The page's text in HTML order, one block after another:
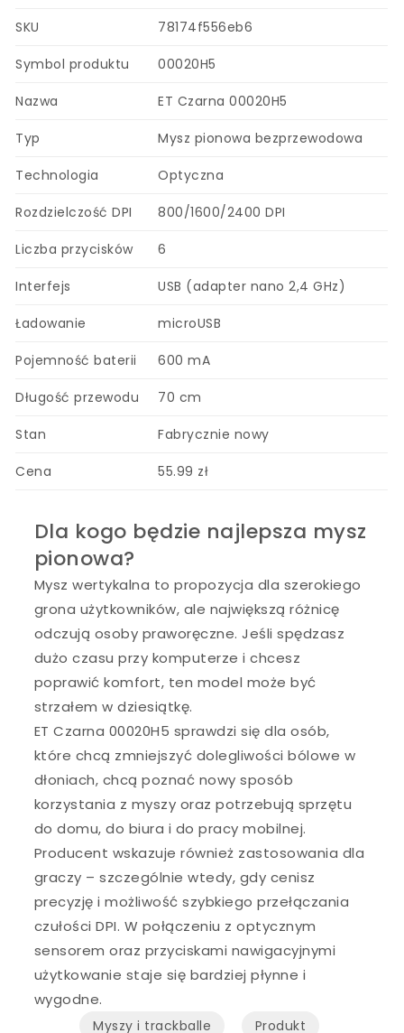
SKU 78174f556eb6
Symbol produktu 00020H5
Nazwa ET Czarna 00020H5
Typ Mysz pionowa bezprzewodowa
Technologia Optyczna
Rozdzielczość DPI 800/1600/2400 DPI
Liczba przycisków 6
Interfejs USB (adapter nano 2,4 GHz)
Ładowanie microUSB
Pojemność baterii 600 mA
Długość przewodu 70 cm
Stan Fabrycznie nowy
Cena 55.99 zł
Dla kogo będzie najlepsza mysz
pionowa?
Mysz wertykalna to propozycja dla szerokiego
grona użytkowników, ale największą różnicę
odczują osoby praworęczne. Jeśli spędzasz
dużo czasu przy komputerze i chcesz
poprawić komfort, ten model może być
strzałem w dziesiątkę.
ET Czarna 00020H5 sprawdzi się dla osób,
które chcą zmniejszyć dolegliwości bólowe w
dłoniach, chcą poznać nowy sposób
korzystania z myszy oraz potrzebują sprzętu
do domu, do biura i do pracy mobilnej.
Producent wskazuje również zastosowania dla
graczy – szczególnie wtedy, gdy cenisz
precyzję i możliwość szybkiego przełączania
czułości DPI. W połączeniu z optycznym
sensorem oraz przyciskami nawigacyjnymi
użytkowanie staje się bardziej płynne i
wygodne.
Myszy i trackballe Produkt